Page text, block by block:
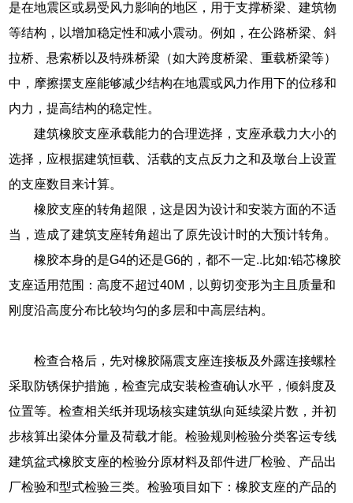
是在地震区或易受风力影响的地区，用于支撑桥梁、建筑物
等结构，以增加稳定性和减小震动。例如，在公路桥梁、斜
拉桥、悬索桥以及特殊桥梁（如大跨度桥梁、重载桥梁等）
中，摩擦摆支座能够减少结构在地震或风力作用下的位移和
内力，提高结构的稳定性。
建筑橡胶支座承载能力的合理选择，支座承载力大小的
选择，应根据建筑恒载、活载的支点反力之和及墩台上设置
的支座数目来计算。
橡胶支座的转角超限，这是因为设计和安装方面的不适
当，造成了建筑支座转角超出了原先设计时的大预计转角。
橡胶本身的是G4的还是G6的，都不一定..比如:铅芯橡胶
支座适用范围：高度不超过40M，以剪切变形为主且质量和
刚度沿高度分布比较均匀的多层和中高层结构。
检查合格后，先对橡胶隔震支座连接板及外露连接螺栓
采取防锈保护措施，检查完成安装检查确认水平，倾斜度及
位置等。检查相关纸并现场核实建筑纵向延续梁片数，并初
步核算出梁体分量及荷载才能。检验规则检验分类客运专线
建筑盆式橡胶支座的检验分原材料及部件进厂检验、产品出
厂检验和型式检验三类。检验项目如下：橡胶支座的产品的